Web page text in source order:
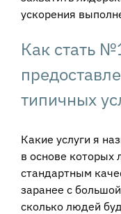
ускорения
Как стать
типичных
Какие услуги я
в основе которых
стандартным
заранее с
сколько людей